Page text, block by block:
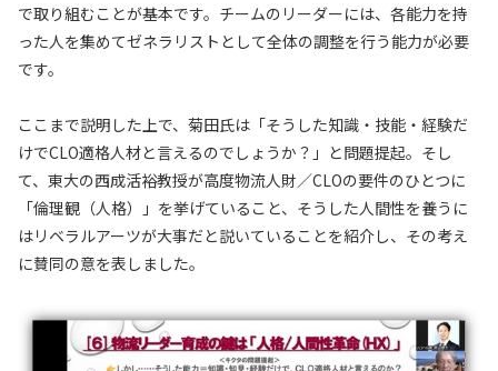
で取り組むことが基本です。チームのリーダーには、各能力を持
った人を集めてゼネラリストとして全体の調整を行う能力が必要
です。
ここまで説明した上で、菊田氏は「そうした知識・技能・経験だ
けでCLO適格人材と言えるのでしょうか？」と問題提起。そし
て、東大の西成活裕教授が高度物流人財／CLOの要件のひとつに
「倫理観（人格）」を挙げていること、そうした人間性を養うに
はリベラルアーツが大事だと説いていることを紹介し、その考え
に賛同の意を表しました。